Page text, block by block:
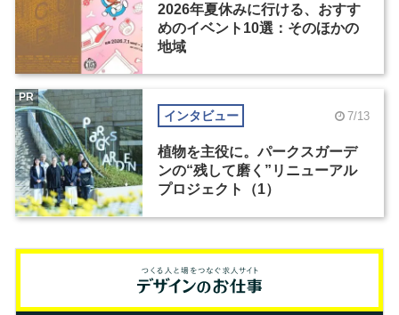
2026年夏休みに行ける、おすす
めのイベント10選：そのほかの
地域
インタビュー 7/13
植物を主役に。パークスガーデ
ンの“残して磨く”リニューアル
プロジェクト（1）
PR